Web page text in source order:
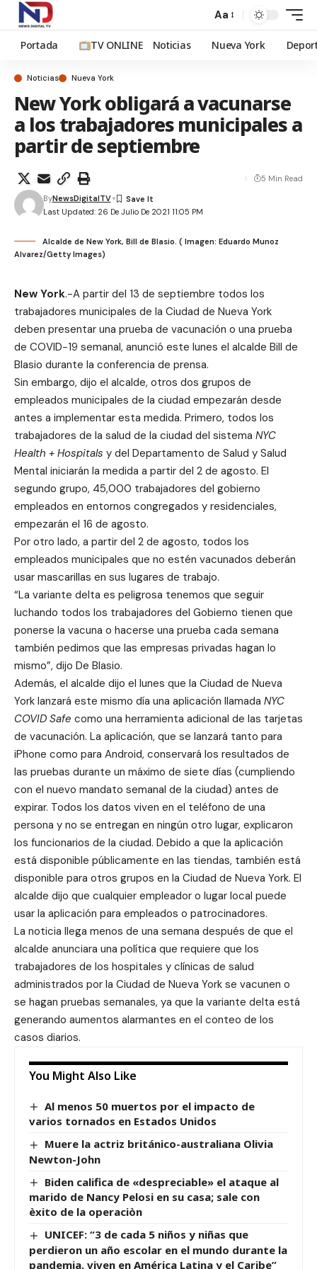
Aa
Portada TV ONLINE Noticias Nueva York
Noticias Nueva York
New York obligará a vacunarse
a los trabajadores municipales a
partir de septiembre
Last Updated: 26 De Julio De 2021 11:05 PM
ByNewsDigitalTV
5 Min Read
Alcalde de New York, Bill de Blasio. ( Imagen: Eduardo Munoz
Alvarez/Getty Images)
New York.-A partir del 13 de septiembre todos los
trabajadores municipales de la Ciudad de Nueva York
deben presentar una prueba de vacunación o una prueba
de COVID-19 semanal, anunció este lunes el alcalde Bill de
Blasio durante la conferencia de prensa.
Sin embargo, dijo el alcalde, otros dos grupos de
empleados municipales de la ciudad empezarán desde
antes a implementar esta medida. Primero, todos los
trabajadores de la salud de la ciudad del sistema NYC
Health + Hospitals y del Departamento de Salud y Salud
Mental iniciarán la medida a partir del 2 de agosto. El
segundo grupo, 45,000 trabajadores del gobierno
empleados en entornos congregados y residenciales,
empezarán el 16 de agosto.
Por otro lado, a partir del 2 de agosto, todos los
empleados municipales que no estén vacunados deberán
usar mascarillas en sus lugares de trabajo.
“La variante delta es peligrosa tenemos que seguir
luchando todos los trabajadores del Gobierno tienen que
ponerse la vacuna o hacerse una prueba cada semana
también pedimos que las empresas privadas hagan lo
mismo”, dijo De Blasio.
Además, el alcalde dijo el lunes que la Ciudad de Nueva
York lanzará este mismo día una aplicación llamada NYC
COVID Safe como una herramienta adicional de las tarjetas
de vacunación. La aplicación, que se lanzará tanto para
iPhone como para Android, conservará los resultados de
las pruebas durante un máximo de siete días (cumpliendo
con el nuevo mandato semanal de la ciudad) antes de
expirar. Todos los datos viven en el teléfono de una
persona y no se entregan en ningún otro lugar, explicaron
los funcionarios de la ciudad. Debido a que la aplicación
está disponible públicamente en las tiendas, también está
disponible para otros grupos en la Ciudad de Nueva York. El
alcalde dijo que cualquier empleador o lugar local puede
usar la aplicación para empleados o patrocinadores.
La noticia llega menos de una semana después de que el
alcalde anunciara una política que requiere que los
trabajadores de los hospitales y clínicas de salud
administrados por la Ciudad de Nueva York se vacunen o
se hagan pruebas semanales, ya que la variante delta está
generando aumentos alarmantes en el conteo de los
casos diarios.
You Might Also Like
Al menos 50 muertos por el impacto de
varios tornados en Estados Unidos
Muere la actriz británico-australiana Olivia
Newton-John
Biden califica de «despreciable» el ataque al
marido de Nancy Pelosi en su casa; sale con
èxito de la operaciòn
UNICEF: “3 de cada 5 niños y niñas que
perdieron un año escolar en el mundo durante la
pandemia, viven en América Latina y el Caribe”